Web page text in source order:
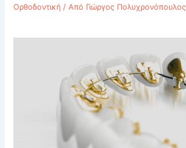
Ορθοδοντική / Από Γιώργος Πολυχρονόπουλος